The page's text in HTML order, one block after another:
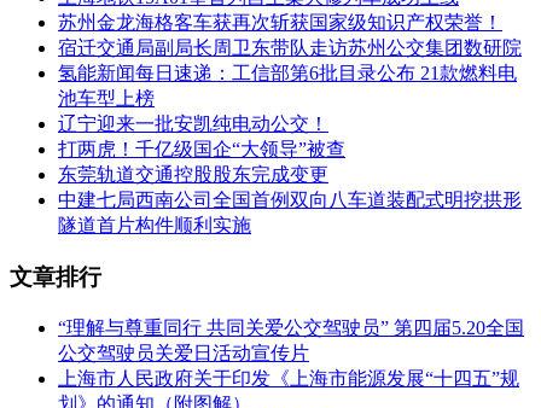
苏州金龙海格客车获再次斩获国家级知识产权荣誉！
宿迁交通局副局长周卫东带队走访苏州公交集团数研院
氢能新闻每日速递：工信部第6批目录公布 21款燃料电
池车型上榜
辽宁迎来一批安凯纯电动公交！
打两虎！千亿级国企“大领导”被查
东莞轨道交通控股股东完成变更
中建七局西南公司全国首例双向八车道装配式明挖拱形
隧道首片构件顺利实施
文章排行
“理解与尊重同行 共同关爱公交驾驶员” 第四届5.20全国
公交驾驶员关爱日活动宣传片
上海市人民政府关于印发《上海市能源发展“十四五”规
划》的通知（附图解）